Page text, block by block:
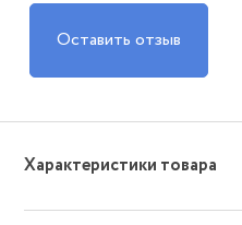
Оставить отзыв
Характеристики товара